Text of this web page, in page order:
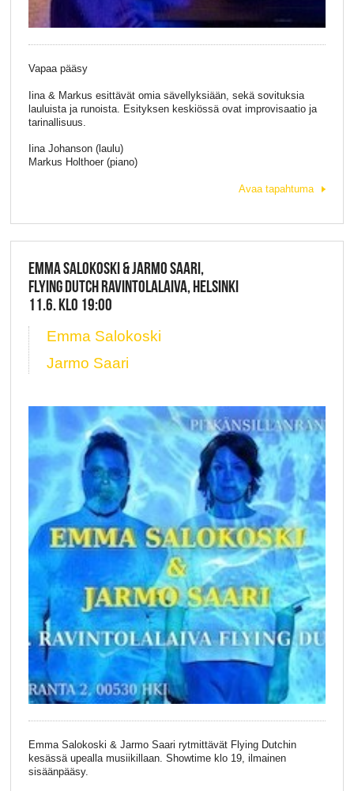
Vapaa pääsy
Iina & Markus esittävät omia sävellyksiään, sekä sovituksia
lauluista ja runoista. Esityksen keskiössä ovat improvisaatio ja
tarinallisuus.
Iina Johanson (laulu)
Markus Holthoer (piano)
Avaa tapahtuma
EMMA SALOKOSKI & JARMO SAARI,
FLYING DUTCH RAVINTOLALAIVA, HELSINKI
11.6. KLO 19:00
Emma Salokoski
Jarmo Saari
Emma Salokoski & Jarmo Saari rytmittävät Flying Dutchin
kesässä upealla musiikillaan. Showtime klo 19, ilmainen
sisäänpääsy.